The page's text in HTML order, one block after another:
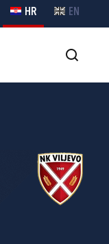
HR EN